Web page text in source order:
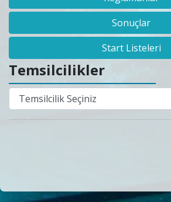
Sonuçlar
Start Listeleri
Temsilcilikler